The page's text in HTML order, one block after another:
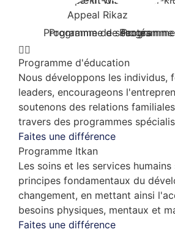
Programme de santé
Programme de secours
Programme d'éducation
Nous développons les individus,
leaders, encourageons
soutenons des relations
travers des programmes
Faites une différence
Programme Itkan
Les soins et les services
principes fondamentaux du
changement, en mettant ainsi
besoins physiques, mentaux et
Faites une différence